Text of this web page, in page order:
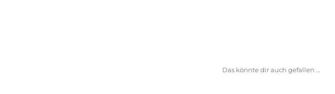
Das könnte dir auch gefallen …